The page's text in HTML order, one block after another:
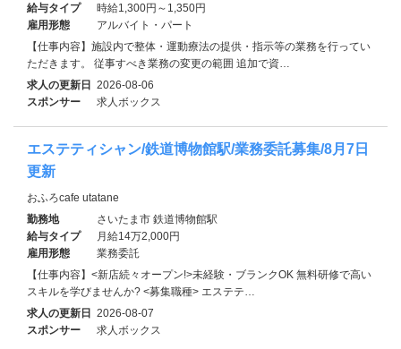
給与タイプ
時給1,300円～1,350円
雇用形態
アルバイト・パート
【仕事内容】施設内で整体・運動療法の提供・指示等の業務を行ってい
ただきます。 従事すべき業務の変更の範囲 追加で資…
求人の更新日 2026-08-06
スポンサー
求人ボックス
エステティシャン/鉄道博物館駅/業務委託募集/8月7日
更新
おふろcafe utatane
勤務地
さいたま市 鉄道博物館駅
給与タイプ
月給14万2,000円
雇用形態
業務委託
【仕事内容】<新店続々オープン!>未経験・ブランクOK 無料研修で高い
スキルを学びませんか? <募集職種> エステテ…
求人の更新日 2026-08-07
スポンサー
求人ボックス